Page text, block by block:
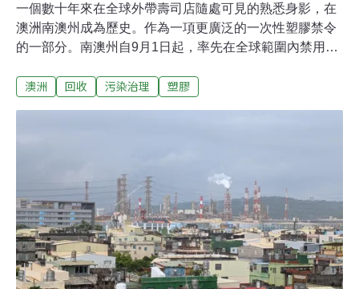
一個數十年來在全球外帶壽司店隨處可見的熟悉身影，在
澳洲南澳州成為歷史。作為一項更廣泛的一次性塑膠禁令
的一部分。南澳州自9月1日起，率先在全球範圍內禁用魚
日本發明，風靡全球這款小巧可愛的魚型醬油瓶，在日文
帶來了新的環境問題。南澳環境部長克洛斯（Susan
Close）指出，每個魚型塑膠容器的使用時間只有短短幾
秒，但由於體積小，它們很容易被隨意丟棄、被風吹走或
沖入排水溝，最終成為海灘和街道上的常見垃圾。她強
調：「這是一種『便利包裝』，完全可以用大瓶裝或可再
填充的調味品，或更易於管理的替代品來取代，其淘汰將
澳洲 回收 污染治理 塑膠